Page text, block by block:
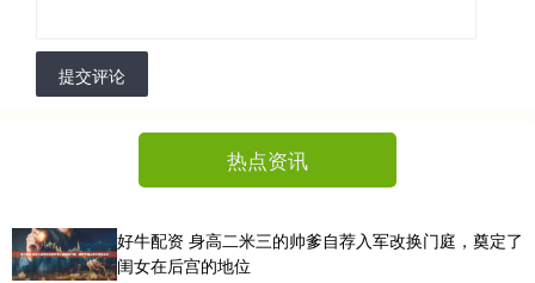
提交评论
热点资讯
好牛配资 身高二米三的帅爹自荐入军改换门庭，奠定了
闺女在后宫的地位